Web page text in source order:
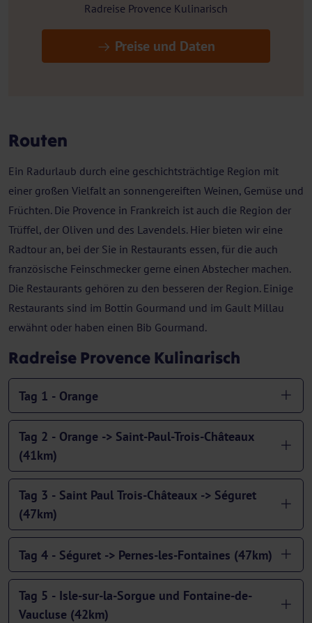
Radreise Provence Kulinarisch
Preise und Daten
Routen
Ein Radurlaub durch eine geschichtsträchtige Region mit
einer großen Vielfalt an sonnengereiften Weinen, Gemüse und
Früchten. Die Provence in Frankreich ist auch die Region der
Trüffel, der Oliven und des Lavendels. Hier bieten wir eine
Radtour an, bei der Sie in Restaurants essen, für die auch
französische Feinschmecker gerne einen Abstecher machen.
Die Restaurants gehören zu den besseren der Region. Einige
Restaurants sind im Bottin Gourmand und im Gault Millau
erwähnt oder haben einen Bib Gourmand.
Radreise Provence Kulinarisch
Tag 1 - Orange
Tag 2 - Orange -> Saint-Paul-Trois-Châteaux
(41km)
Tag 3 - Saint Paul Trois-Châteaux -> Séguret
(47km)
Tag 4 - Séguret -> Pernes-les-Fontaines (47km)
Tag 5 - Isle-sur-la-Sorgue und Fontaine-de-
Vaucluse (42km)